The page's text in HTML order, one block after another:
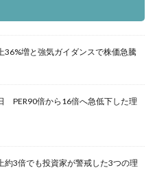
増と強気ガイダンスで株価急騰
PER90倍から16倍へ急低下した理
3倍でも投資家が警戒した3つの理